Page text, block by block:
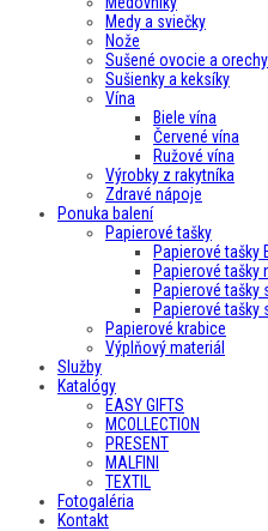
Medy a sviečky
Nože
Sušené ovocie a orechy
Sušienky a keksíky
Vína
Biele vína
Červené vína
Ružové vína
Výrobky z rakytníka
Zdravé nápoje
Ponuka balení
Papierové tašky
Papierové tašky
Papierové tašky
Papierové tašky
Papierové tašky
Papierové krabice
Výplňový materiál
Služby
Katalógy
EASY GIFTS
MCOLLECTION
PRESENT
MALFINI
TEXTIL
Fotogaléria
Kontakt